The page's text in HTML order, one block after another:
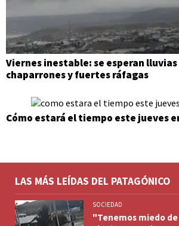
Viernes inestable: se esperan
chaparrones y fuertes ráfagas
Cómo estará el tiempo este jueves
LAS MÁS LEÍDAS DEL PATAGÓNICO
SOCIEDAD
"Tenemos miedo